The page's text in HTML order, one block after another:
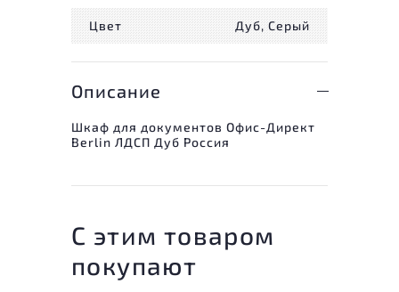
Цвет Дуб, Серый
Описание
Шкаф для документов Офис-Директ
Berlin ЛДСП Дуб Россия
С этим товаром
покупают